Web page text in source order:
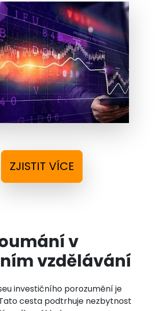
ZJISTIT VÍCE
v
vzdělávání
investičního porozumění je
cesta podtrhuje nezbytnost